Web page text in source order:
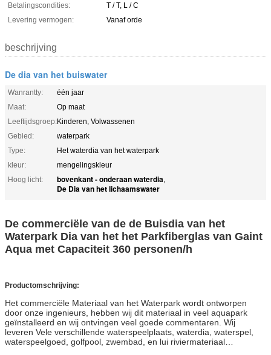
Betalingscondities:
T / T, L / C
Levering vermogen:
Vanaf orde
beschrijving
De dia van het buiswater
Wanrantty:
één jaar
Maat:
Op maat
Leeftijdsgroep:Kinderen, Volwassenen
Gebied:
waterpark
Type:
Het waterdia van het waterpark
kleur:
mengelingskleur
Hoog licht:
bovenkant - onderaan waterdia,
De Dia van het lichaamswater
De commerciële van de de Buisdia van het
Waterpark Dia van het het Parkfiberglas van Gaint
Aqua met Capaciteit 360 personen/h
Productomschrijving:
Het commerciële Materiaal van het Waterpark wordt ontworpen
door onze ingenieurs, hebben wij dit materiaal in veel aquapark
geïnstalleerd en wij ontvingen veel goede commentaren. Wij
leveren Vele verschillende waterspeelplaats, waterdia, waterspel,
waterspeelgoed, golfpool, zwembad, en lui riviermateriaal…